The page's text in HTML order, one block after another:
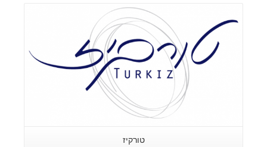
טורקיז